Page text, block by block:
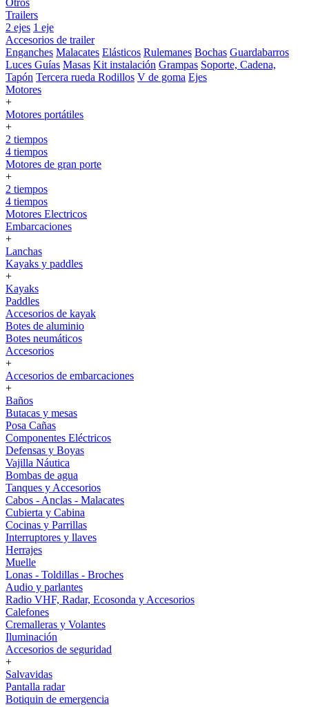
Otros
Trailers
2 ejes 1 eje
Accesorios de trailer
Enganches Malacates Elásticos Rulemanes Bochas Guardabarros
Luces Guías Masas Kit instalación Grampas Soporte, Cadena,
Tapón Tercera rueda Rodillos V de goma Ejes
Motores
+
Motores portátiles
+
2 tiempos
4 tiempos
Motores de gran porte
+
2 tiempos
4 tiempos
Motores Electricos
Embarcaciones
+
Lanchas
Kayaks y paddles
+
Kayaks
Paddles
Accesorios de kayak
Botes de aluminio
Botes neumáticos
Accesorios
+
Accesorios de embarcaciones
+
Baños
Butacas y mesas
Posa Cañas
Componentes Eléctricos
Defensas y Boyas
Vajilla Náutica
Bombas de agua
Tanques y Accesorios
Cabos - Anclas - Malacates
Cubierta y Cabina
Cocinas y Parrillas
Interruptores y llaves
Herrajes
Muelle
Lonas - Toldillas - Broches
Audio y parlantes
Radio VHF, Radar, Ecosonda y Accesorios
Calefones
Cremalleras y Volantes
Iluminación
Accesorios de seguridad
+
Salvavidas
Pantalla radar
Botiquin de emergencia